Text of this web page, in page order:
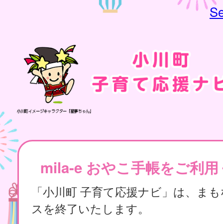
mila-e おやこ手帳をご利
「小川町 子育て応援ナビ」は、ま
スを終了いたします。